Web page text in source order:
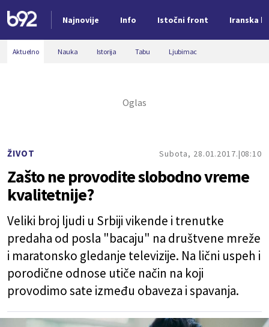
Najnovije Info Istočni front Iranska
Nova vest
Aktuelno Nauka Istorija Tabu Ljubimac
ŽIVOT Subota, 28.01.2017. 08:10
Zašto ne provodite slobodno vreme
kvalitetnije?
Veliki broj ljudi u Srbiji vikende i trenutke
predaha od posla "bacaju" na društvene mreže
i maratonsko gledanje televizije. Na lični uspeh i
porodične odnose utiče način na koji
provodimo sate između obaveza i spavanja.